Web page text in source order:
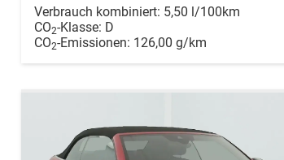
Verbrauch kombiniert: 5,50 l/100km
CO2-Klasse: D
CO2-Emissionen: 126,00 g/km